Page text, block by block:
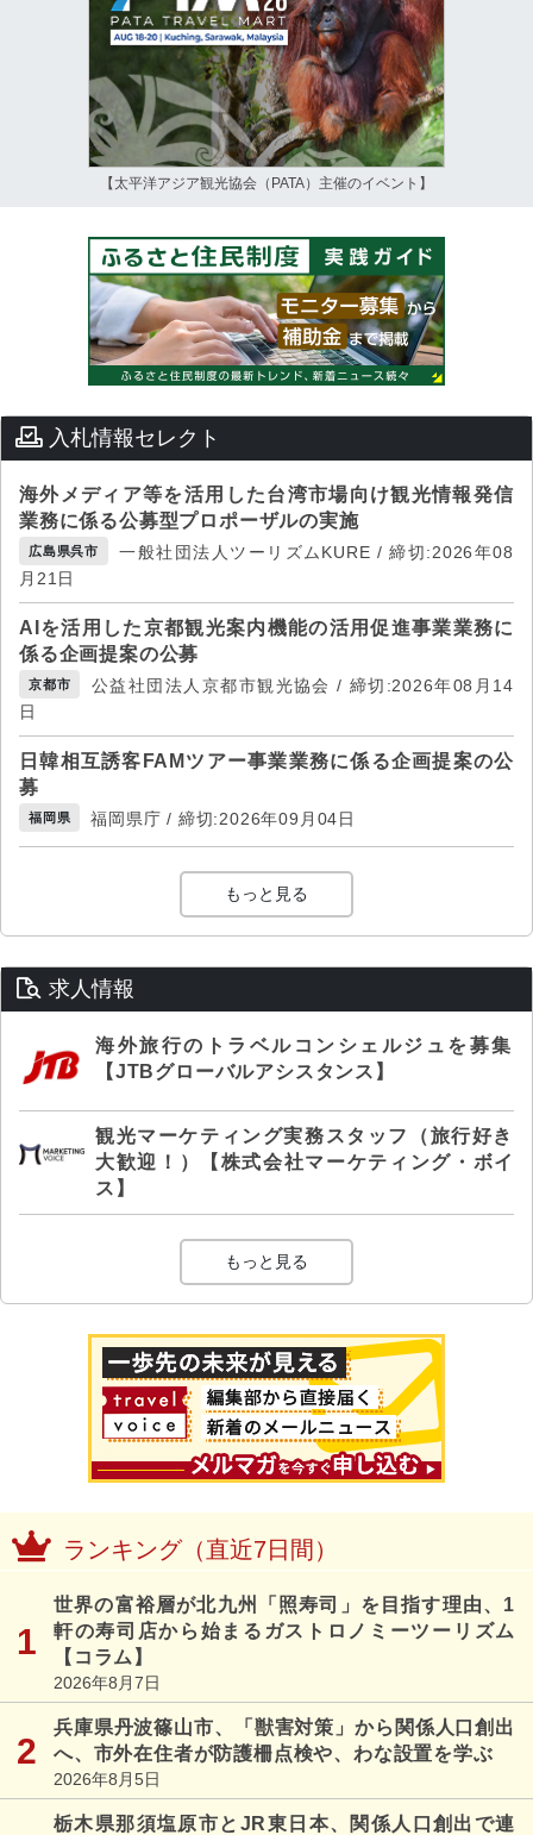
【太平洋アジア観光協会（PATA）主催のイベント】
入札情報セレクト
海外メディア等を活用した台湾市場向け観光情報発信
業務に係る公募型プロポーザルの実施
広島県呉市
一般社団法人ツーリズムKURE / 締切:2026年08
月21日
AIを活用した京都観光案内機能の活用促進事業業務に
係る企画提案の公募
京都市
公益社団法人京都市観光協会 / 締切:2026年08月14
日
日韓相互誘客FAMツアー事業業務に係る企画提案の公
募
福岡県 福岡県庁 / 締切:2026年09月04日
もっと見る
求人情報
海外旅行のトラベルコンシェルジュを募集
【JTBグローバルアシスタンス】
観光マーケティング実務スタッフ（旅行好き
大歓迎！）【株式会社マーケティング・ボイ
ス】
もっと見る
ランキング（直近7日間）
世界の富裕層が北九州「照寿司」を目指す理由、1
軒の寿司店から始まるガストロノミーツーリズム
【コラム】
2026年8月7日
兵庫県丹波篠山市、「獣害対策」から関係人口創出
へ、市外在住者が防護柵点検や、わな設置を学ぶ
2026年8月5日
栃木県那須塩原市とJR東日本、関係人口創出で連